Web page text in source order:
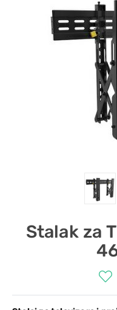
Stalak za